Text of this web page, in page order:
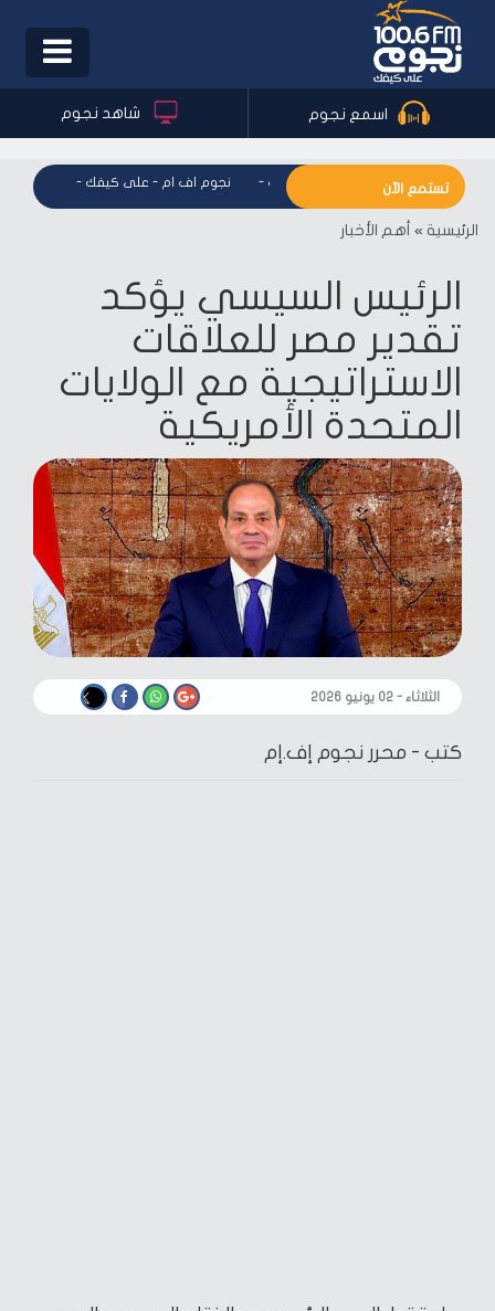
Toggle
اسمع نجوم شاهد نجوم
تستمع الآن - نجوم اف ام - على كيفك - نجوم اف ام - على كيفك نجوم
الرئيسية » أهم الأخبار
الرئيس السيسي يؤكد
تقدير مصر للعلاقات
الاستراتيجية مع الولايات
المتحدة الأمريكية
الثلاثاء - ٠٢ يونيو ٢٠٢٦
كتب - محرر نجوم إف.إم